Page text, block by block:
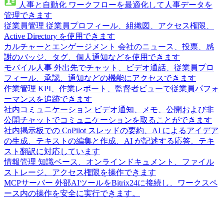
人事と自動化 ワークフローを最適化して人事データを
管理できます
従業員管理 従業員プロフィール、組織図、アクセス権限、
Active Directory を使用できます
カルチャーとエンゲージメント 会社のニュース、投票、感
謝のバッジ、タグ、個人通知などを使用できます
モバイル人事 外出先でチャット、ビデオ通話、従業員プロ
フィール、承認、通知などの機能にアクセスできます
作業管理 KPI、作業レポート、監督者ビューで従業員パフォ
ーマンスを追跡できます
社内コミュニケーション ビデオ通知、メモ、公開および非
公開チャットでコミュニケーションを取ることができます
社内掲示板での CoPilot スレッドの要約、AI によるアイデア
の生成、テキストの編集と作成、AI が記述する応答、テキ
スト翻訳に対応しています
情報管理 知識ベース、オンラインドキュメント、ファイル
ストレージ、アクセス権限を操作できます
MCPサーバー 外部AIツールをBitrix24に接続し、ワークスペ
ース内の操作を安全に実行できます。